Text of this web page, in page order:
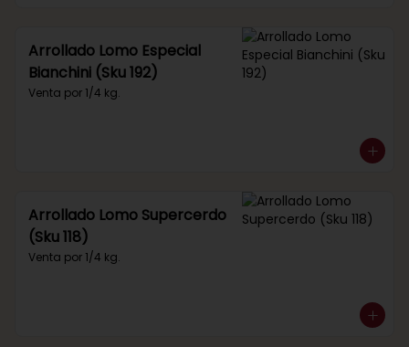
Arrollado Lomo Especial
Bianchini (Sku 192)
Venta por 1/4 kg.
Arrollado Lomo Supercerdo
(Sku 118)
Venta por 1/4 kg.